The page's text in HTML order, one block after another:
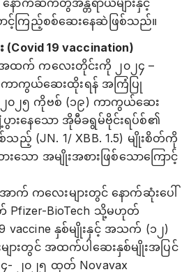
နောက်ဆက်တွဲအန္တရာယ်များနှင့်
ာင့်ကြည့်စစ်ဆေးနေဆဲဖြစ်သည်။
19 vaccination)
က် ကလေးတိုင်းကို ၂၀၂၄ –
ာကွယ်ဆေးထိုးရန် အကြံပြု
၀၂၅ ကိုဗစ် (၁၉) ကာကွယ်ဆေး
ားနေသော အိုမီခရွမ်ဗိုင်းရပ်စ်၏
ည့် (JN. 1/ XBB. 1.5) မျိုးစိတ်ကို
ော အမျိုးအစားဖြစ်သောကြောင့်
က် ကလေးများတွင် နောက်ဆုံးပေါ်
Pfizer-BioTech သို့မဟုတ်
vaccine နှစ်မျိုးနှင့် အသက် (၁၂)
းတွင် အထက်ပါဆေးနှစ်မျိုးအပြင်
၄- ၂၀၂၅ ထုတ် Novavax